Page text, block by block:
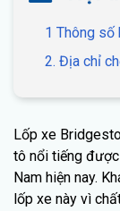
1 Thông
2. Địa chỉ
Lốp xe
tô nổi tiếng
Nam hiện nay.
lốp xe này vì